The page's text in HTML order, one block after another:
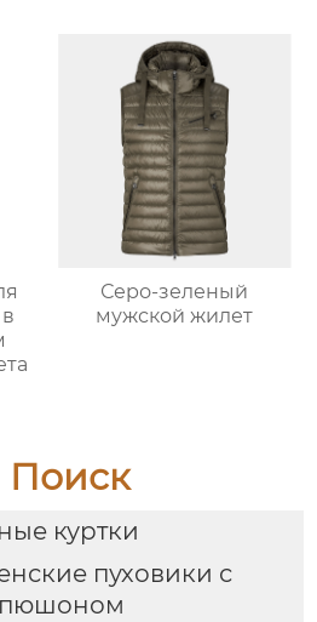
Серо-зеленый
мужской жилет
Поиск
куртки
пуховики с